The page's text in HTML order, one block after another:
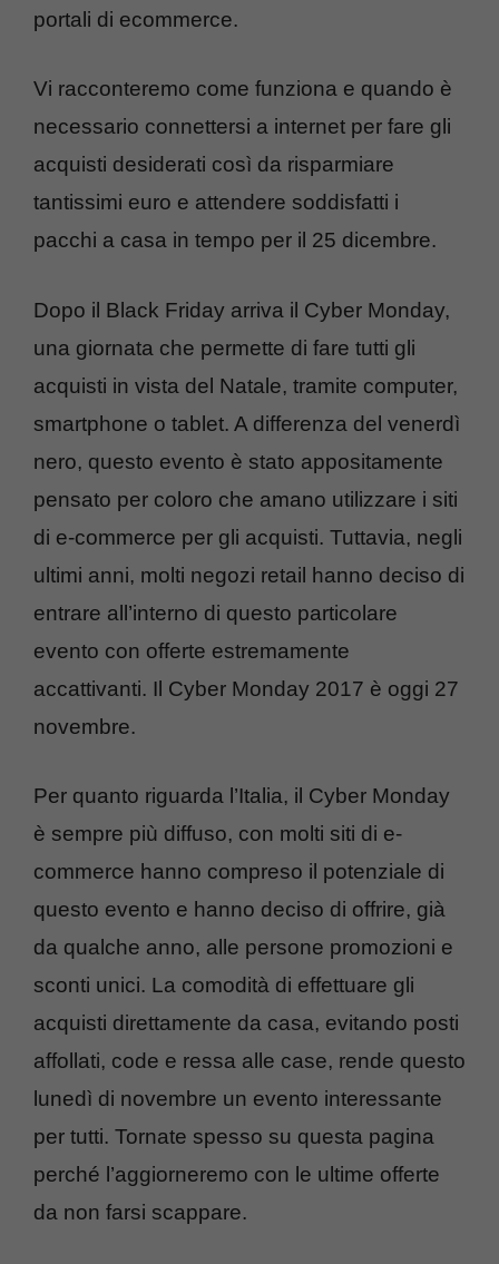
portali di ecommerce.
Vi racconteremo come funziona e quando è
necessario connettersi a internet per fare gli
acquisti desiderati così da risparmiare
tantissimi euro e attendere soddisfatti i
pacchi a casa in tempo per il 25 dicembre.
Dopo il Black Friday arriva il Cyber Monday,
una giornata che permette di fare tutti gli
acquisti in vista del Natale, tramite computer,
smartphone o tablet. A differenza del venerdì
nero, questo evento è stato appositamente
pensato per coloro che amano utilizzare i siti
di e-commerce per gli acquisti. Tuttavia, negli
ultimi anni, molti negozi retail hanno deciso di
entrare all’interno di questo particolare
evento con offerte estremamente
accattivanti. Il Cyber Monday 2017 è oggi 27
novembre.
Per quanto riguarda l’Italia, il Cyber Monday
è sempre più diffuso, con molti siti di e-
commerce hanno compreso il potenziale di
questo evento e hanno deciso di offrire, già
da qualche anno, alle persone promozioni e
sconti unici. La comodità di effettuare gli
acquisti direttamente da casa, evitando posti
affollati, code e ressa alle case, rende questo
lunedì di novembre un evento interessante
per tutti. Tornate spesso su questa pagina
perché l’aggiorneremo con le ultime offerte
da non farsi scappare.